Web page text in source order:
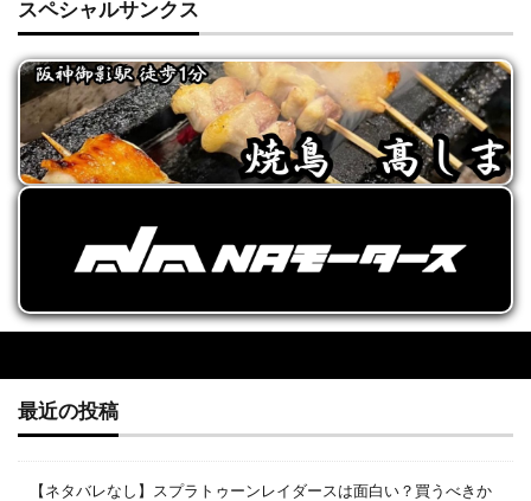
スペシャルサンクス
最近の投稿
【ネタバレなし】スプラトゥーンレイダースは面白い？買うべきか